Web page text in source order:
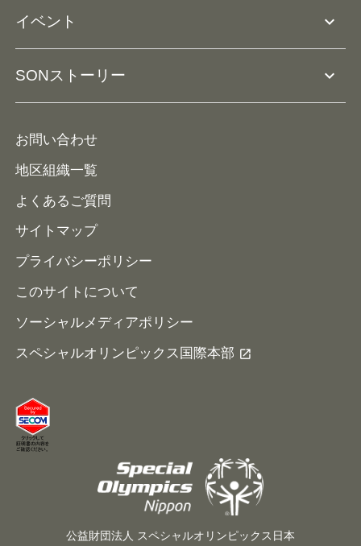
リソースページ
ユニファイドスクール
コーチとして参加
イベント expand_more
ナショナルゲームについて
SONストーリー expand_more
メディア
お問い合わせ
地区組織一覧
よくあるご質問
サイトマップ
プライバシーポリシー
このサイトについて
ソーシャルメディアポリシー
スペシャルオリンピックス国際本部
公益財団法人 スペシャルオリンピックス日本